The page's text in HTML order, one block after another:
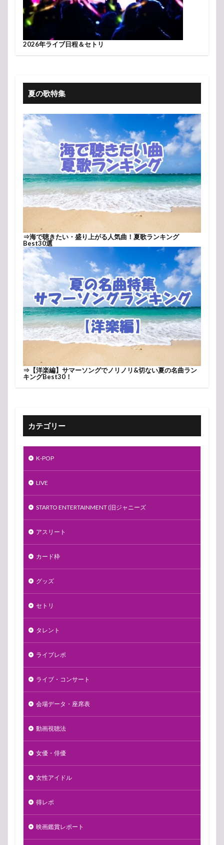
2026年ライブ日程＆セトリ
夏の歌特集
⇒海で聴きたい・盛り上がる人気曲！夏歌ランキング
Best30選
⇒ 【洋楽編】サマーソングでノリノリ&切ない夏の名曲ラン
キングBest30！
カテゴリー
K-POP
LIVE
STARTO ENTERTAINMENT (旧ジャニーズ
アスリート
カード枠
グッズ
セトリ
タレント
ライブレポ
ライブ・コンサート
会場データ・座席表
動画視聴法
女優・俳優
女性アイドル
得レポ
映画鑑賞レポート